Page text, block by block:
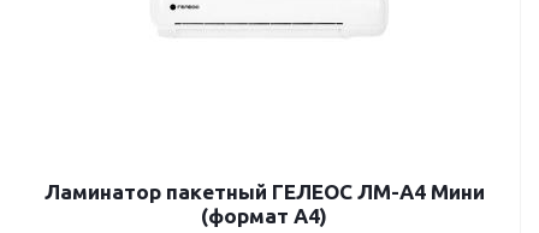
Ламинатор пакетный ГЕЛЕОС ЛМ-A4 Мини
(формат А4)